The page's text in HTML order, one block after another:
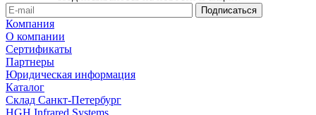
Компания
О компании
Сертификаты
Партнеры
Юридическая информация
Каталог
Cклад Санкт-Петербург